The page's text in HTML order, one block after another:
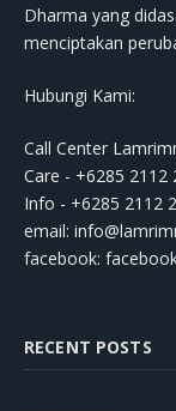
Dharma yang
menciptakan
Hubungi Kami:
Call Center
Care - +6285 2112
Info - +6285 2112
email:
facebook:
RECENT POSTS